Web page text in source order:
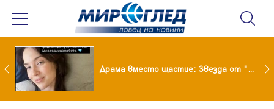
Лияна пропищя от изкуствения интелект Драма вместо щастие: Звезда от "Татковци" е в болница с високорискова бременност